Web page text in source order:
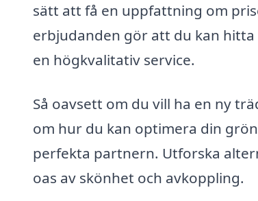
sätt att få en uppfattning om
erbjudanden gör att du kan
en högkvalitativ service.
Så oavsett om du vill ha en ny
om hur du kan optimera din
perfekta partnern. Utforska
oas av skönhet och avkoppling.